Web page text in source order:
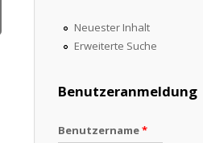
Neuester Inhalt
Erweiterte Suche
Benutzeranmeldung
Benutzername*